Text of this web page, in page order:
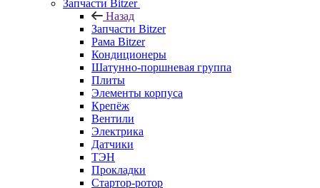
Запчасти Bitzer
Назад
Запчасти Bitzer
Рама Bitzer
Кондиционеры
Шатунно-поршневая группа
Плиты
Элементы корпуса
Крепёж
Вентили
Электрика
Датчики
ТЭН
Прокладки
Стартор-ротор